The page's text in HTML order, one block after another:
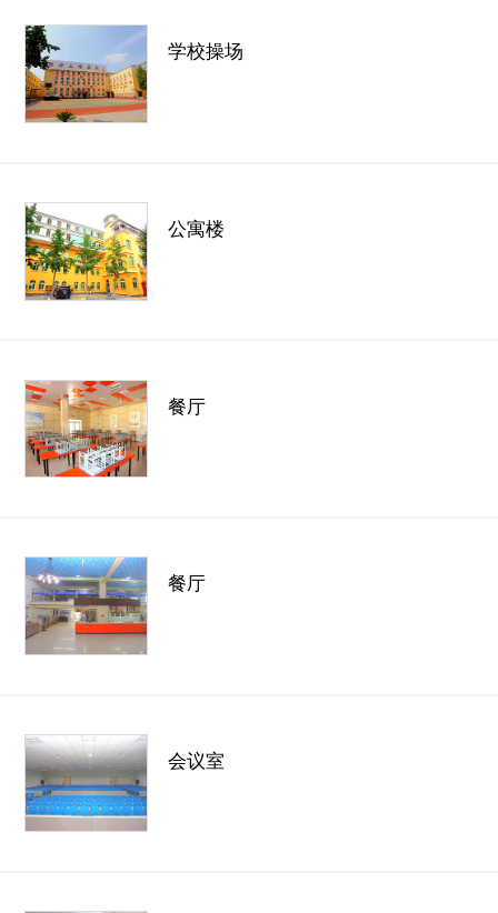
学校操场
公寓楼
餐厅
餐厅
会议室